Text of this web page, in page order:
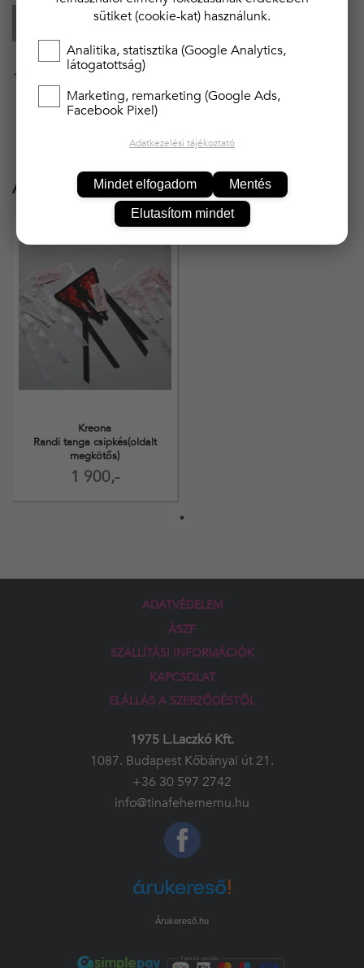
KOSÁRBA
20 000 Ft felett ingyenes kiszállítás!!
Ajánlott termékek
1 900,-
Kreona
Randi tanga csipkés(oldalt
megkötős)
ADATVÉDELEM
ÁSZF
SZÁLLÍTÁSI INFORMÁCIÓK
KAPCSOLAT
ELÁLLÁS A SZERZŐDÉSTŐL
1975 L.Laczkó Kft.
1087. Budapest Kőbányai út 21.
+36 30 597 2742
info@tinafehernemu.hu
Árukereső.hu
sütiket (cookie-kat) használunk.
Analitika, statisztika (Google Analytics,
látogatottság)
Marketing, remarketing (Google Ads,
Facebook Pixel)
Adatkezelési tájékoztató
Mindet elfogadom Mentés
Elutasítom mindet